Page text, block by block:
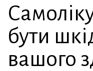
бути
вашого